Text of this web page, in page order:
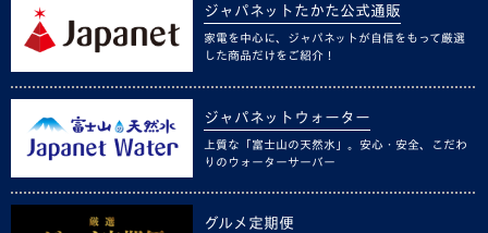
ジャパネットたかた公式通販
家電を中心に、ジャパネットが自信をもって厳選
した商品だけをご紹介！
ジャパネットウォーター
上質な「富士山の天然水」。安心・安全、こだわ
りのウォーターサーバー
グルメ定期便